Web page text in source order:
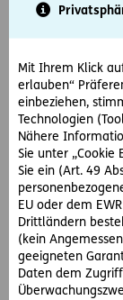
Mit Ihrem Klick
erlauben“
einbeziehen,
Technologien
Nähere
Sie unter „Cookie
Sie ein (Art. 49
EU oder dem
Drittländern
(kein
geeigneten
Daten dem
Anzeige wegen
Diversion
Frau N. schaltet
stellt ihr eine
N. im
Beschuldigten
Die
dadurch
Fortführung des
keine
Strafregister.
gemeinnützige